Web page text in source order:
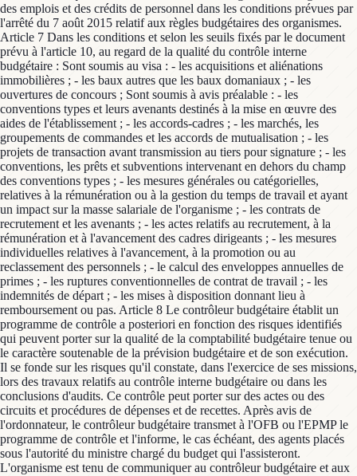
des emplois et des crédits de personnel dans les conditions prévues par
l'arrêté du 7 août 2015 relatif aux règles budgétaires des organismes.
Article 7 Dans les conditions et selon les seuils fixés par le document
prévu à l'article 10, au regard de la qualité du contrôle interne
budgétaire : Sont soumis au visa : - les acquisitions et aliénations
immobilières ; - les baux autres que les baux domaniaux ; - les
ouvertures de concours ; Sont soumis à avis préalable : - les
conventions types et leurs avenants destinés à la mise en œuvre des
aides de l'établissement ; - les accords-cadres ; - les marchés, les
groupements de commandes et les accords de mutualisation ; - les
projets de transaction avant transmission au tiers pour signature ; - les
conventions, les prêts et subventions intervenant en dehors du champ
des conventions types ; - les mesures générales ou catégorielles,
relatives à la rémunération ou à la gestion du temps de travail et ayant
un impact sur la masse salariale de l'organisme ; - les contrats de
recrutement et les avenants ; - les actes relatifs au recrutement, à la
rémunération et à l'avancement des cadres dirigeants ; - les mesures
individuelles relatives à l'avancement, à la promotion ou au
reclassement des personnels ; - le calcul des enveloppes annuelles de
primes ; - les ruptures conventionnelles de contrat de travail ; - les
indemnités de départ ; - les mises à disposition donnant lieu à
remboursement ou pas. Article 8 Le contrôleur budgétaire établit un
programme de contrôle a posteriori en fonction des risques identifiés
qui peuvent porter sur la qualité de la comptabilité budgétaire tenue ou
le caractère soutenable de la prévision budgétaire et de son exécution.
Il se fonde sur les risques qu'il constate, dans l'exercice de ses missions,
lors des travaux relatifs au contrôle interne budgétaire ou dans les
conclusions d'audits. Ce contrôle peut porter sur des actes ou des
circuits et procédures de dépenses et de recettes. Après avis de
l'ordonnateur, le contrôleur budgétaire transmet à l'OFB ou l'EPMP le
programme de contrôle et l'informe, le cas échéant, des agents placés
sous l'autorité du ministre chargé du budget qui l'assisteront.
L'organisme est tenu de communiquer au contrôleur budgétaire et aux